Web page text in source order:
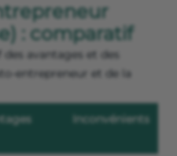
: comparatif
avantages et des
entrepreneur et de la
Inconvénients